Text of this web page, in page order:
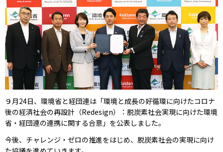
９月24日、環境省と経団連は「環境と成長の好循環に向けたコロナ
後の経済社会の再設計（Redesign）：脱炭素社会実現に向けた環境
省・経団連の連携に関する合意」を公表しました。
今後、チャレンジ・ゼロの推進をはじめ、脱炭素社会の実現に向け